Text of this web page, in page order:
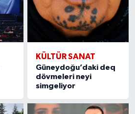
KÜLTÜR SANAT
Güneydoğu’daki deq
dövmeleri neyi
simgeliyor